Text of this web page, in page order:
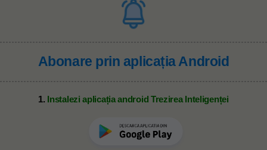
Abonare prin aplicația Android
1. Instalezi aplicația android Trezirea Inteligenței